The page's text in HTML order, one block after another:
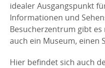
idealer Ausgangspunkt
Informationen und
Besucherzentrum gibt
auch ein Museum, einen
Hier befindet sich auch